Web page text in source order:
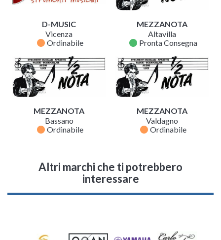
D-MUSIC
Vicenza
fiber_manual_record Ordinabile
MEZZANOTA
Altavilla
fiber_manual_record Pronta Consegna
MEZZANOTA
Bassano
fiber_manual_record Ordinabile
MEZZANOTA
Valdagno
fiber_manual_record Ordinabile
Altri marchi che ti potrebbero
interessare